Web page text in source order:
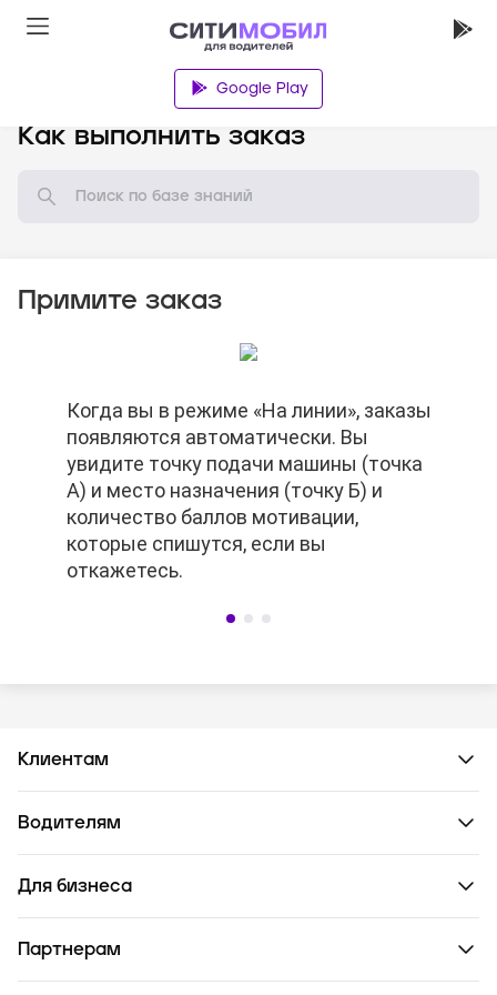
Google Play
Как выполнить заказ
Примите заказ
Нажмите на кнопку «Маршрут» и
выберите ваш любимый навигатор.
Когда вы в режиме «На линии», заказы
появляются автоматически. Вы
увидите точку подачи машины (точка
А) и место назначения (точку Б) и
количество баллов мотивации,
которые спишутся, если вы
откажетесь.
Нажмите на кнопку «Принять заказ»
Нажмите на кнопку «Маршрут» и
выберите ваш любимый навигатор.
Когда вы в режиме «На линии», заказы
появляются автоматически. Вы
увидите точку подачи машины (точка
А) и место назначения (точку Б) и
количество баллов мотивации,
которые спишутся, если вы
откажетесь.
Клиентам
Водителям
Для бизнеса
Партнерам